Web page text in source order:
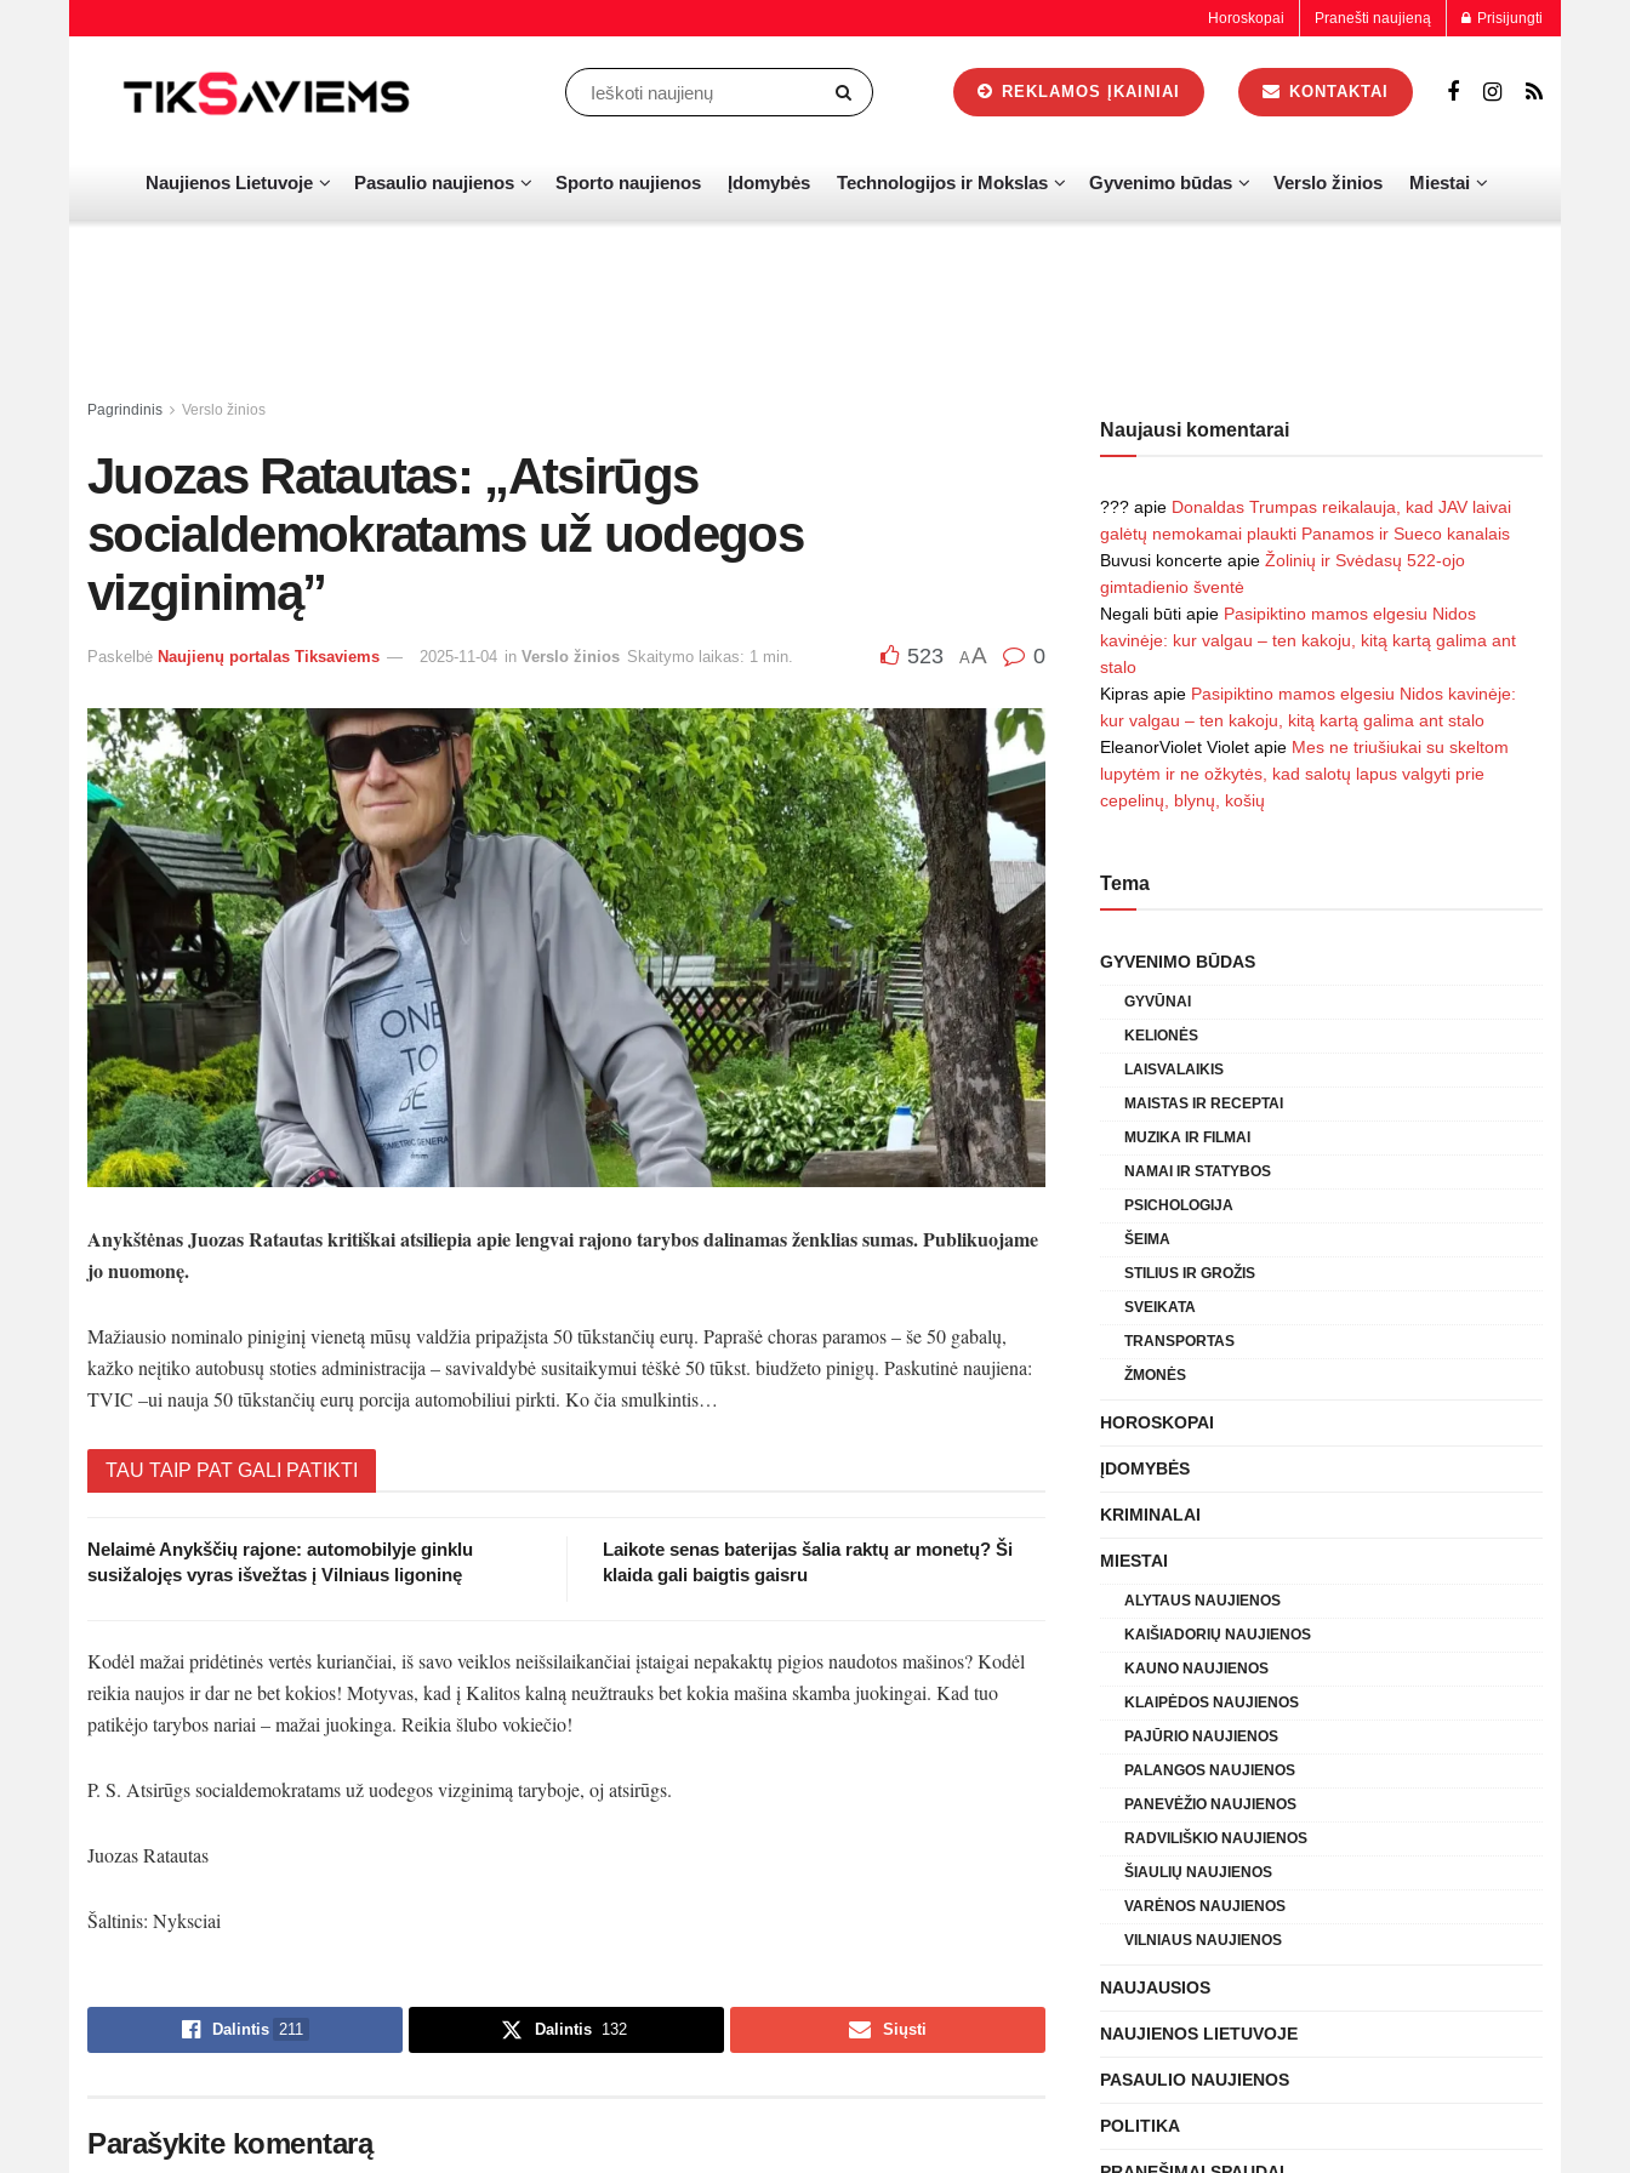
Horoskopai Pranešti naujieną Prisijungti
REKLAMOS ĮKAINIAI KONTAKTAI
Naujienos Lietuvoje Pasaulio naujienos Sporto naujienos Įdomybės Technologijos ir Mokslas Gyvenimo būdas Verslo žinios Miestai
Pagrindinis Verslo žinios
Juozas Ratautas: „Atsirūgs
socialdemokratams už uodegos
vizginimą”
Paskelbė Naujienų portalas Tiksaviems 2025-11-04 in Verslo žinios Skaitymo laikas: 1 min. 523 AA 0
Anykštėnas Juozas Ratautas kritiškai atsiliepia apie lengvai rajono tarybos dalinamas ženklias sumas. Publikuojame
jo nuomonę.
Mažiausio nominalo piniginį vienetą mūsų valdžia pripažįsta 50 tūkstančių eurų. Paprašė choras paramos – še 50 gabalų,
kažko neįtiko autobusų stoties administracija – savivaldybė susitaikymui tėškė 50 tūkst. biudžeto pinigų. Paskutinė naujiena:
TVIC –ui nauja 50 tūkstančių eurų porcija automobiliui pirkti. Ko čia smulkintis…
TAU TAIP PAT GALI PATIKTI
Nelaimė Anykščių rajone: automobilyje ginklu
susižalojęs vyras išvežtas į Vilniaus ligoninę
Laikote senas baterijas šalia raktų ar monetų? Ši
klaida gali baigtis gaisru
Kodėl mažai pridėtinės vertės kuriančiai, iš savo veiklos neišsilaikančiai įstaigai nepakaktų pigios naudotos mašinos? Kodėl
reikia naujos ir dar ne bet kokios! Motyvas, kad į Kalitos kalną neužtrauks bet kokia mašina skamba juokingai. Kad tuo
patikėjo tarybos nariai – mažai juokinga. Reikia šlubo vokiečio!
P. S. Atsirūgs socialdemokratams už uodegos vizginimą taryboje, oj atsirūgs.
Juozas Ratautas
Šaltinis: Nyksciai
Dalintis 211 Dalintis 132 Siųsti
Parašykite komentarą
Naujausi komentarai
??? apie Donaldas Trumpas reikalauja, kad JAV laivai
galėtų nemokamai plaukti Panamos ir Sueco kanalais
Buvusi koncerte apie Žolinių ir Svėdasų 522-ojo
gimtadienio šventė
Negali būti apie Pasipiktino mamos elgesiu Nidos
kavinėje: kur valgau – ten kakoju, kitą kartą galima ant
stalo
Kipras apie Pasipiktino mamos elgesiu Nidos kavinėje:
kur valgau – ten kakoju, kitą kartą galima ant stalo
EleanorViolet Violet apie Mes ne triušiukai su skeltom
lupytėm ir ne ožkytės, kad salotų lapus valgyti prie
cepelinų, blynų, košių
Tema
GYVENIMO BŪDAS
GYVŪNAI
KELIONĖS
LAISVALAIKIS
MAISTAS IR RECEPTAI
MUZIKA IR FILMAI
NAMAI IR STATYBOS
PSICHOLOGIJA
ŠEIMA
STILIUS IR GROŽIS
SVEIKATA
TRANSPORTAS
ŽMONĖS
HOROSKOPAI
ĮDOMYBĖS
KRIMINALAI
MIESTAI
ALYTAUS NAUJIENOS
KAIŠIADORIŲ NAUJIENOS
KAUNO NAUJIENOS
KLAIPĖDOS NAUJIENOS
PAJŪRIO NAUJIENOS
PALANGOS NAUJIENOS
PANEVĖŽIO NAUJIENOS
RADVILIŠKIO NAUJIENOS
ŠIAULIŲ NAUJIENOS
VARĖNOS NAUJIENOS
VILNIAUS NAUJIENOS
NAUJAUSIOS
NAUJIENOS LIETUVOJE
PASAULIO NAUJIENOS
POLITIKA